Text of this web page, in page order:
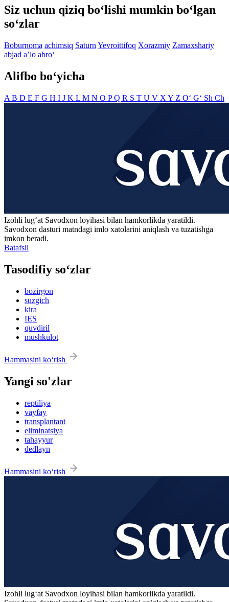
Siz uchun qiziq bo‘lishi mumkin bo‘lgan
so‘zlar
Boburnoma achimsiq Saturn Yevroittifoq Xorazmiy Zamaxshariy
abjad aʼlo abro‘
Alifbo bo‘yicha
A B D E F G H I J K L M N O PQ R S T U V X Y Z O‘ G‘ Sh Ch
Izohli lugʻat Savodxon loyihasi bilan hamkorlikda yaratildi.
Savodxon dasturi matndagi imlo xatolarini aniqlash va tuzatishga
imkon beradi.
Batafsil
Tasodifiy so‘zlar
bozirgon
suzgich
kira
IES
quvdiril
mushkulot
Hammasini ko‘rish
Yangi so'zlar
reptiliya
vayfay
transplantant
eliminatsiya
tahayyur
dedlayn
Hammasini ko‘rish
Izohli lugʻat Savodxon loyihasi bilan hamkorlikda yaratildi.